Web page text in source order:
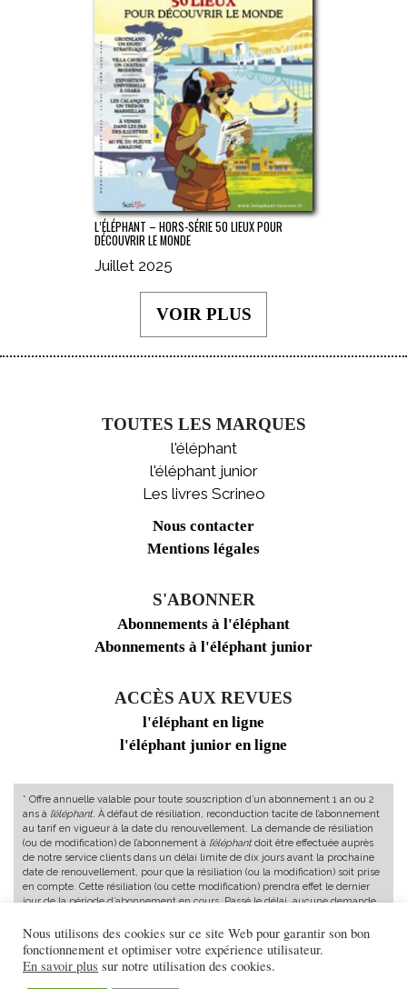
L’ÉLÉPHANT – HORS-SÉRIE 50 LIEUX POUR
DÉCOUVRIR LE MONDE
Juillet 2025
VOIR PLUS
TOUTES LES MARQUES
l'éléphant
l'éléphant junior
Les livres Scrineo
Nous contacter
Mentions légales
S'ABONNER
Abonnements à l'éléphant
Abonnements à l'éléphant junior
ACCÈS AUX REVUES
l'éléphant en ligne
l'éléphant junior en ligne
* Offre annuelle valable pour toute souscription d’un abonnement 1 an ou 2
ans à l’éléphant. À défaut de résiliation, reconduction tacite de l’abonnement
au tarif en vigueur à la date du renouvellement. La demande de résiliation
(ou de modification) de l’abonnement à l’éléphantdoit être effectuée auprès
de notre service clients dans un délai limite de dix jours avant la prochaine
date de renouvellement, pour que la résiliation (ou la modification) soit prise
en compte. Cette résiliation (ou cette modification) prendra effet le dernier
jour de la période d’abonnement en cours. Passé le délai, aucune demande
compte.
Conformément à l’article L221-18 du Code de la consommation, vous
bénéficiez d’un délai de rétractation de 14 jours après installation de votre
Nous utilisons des cookies sur ce site Web pour garantir son bon
fonctionnement et optimiser votre expérience utilisateur.
En savoir plus sur notre utilisation des cookies.